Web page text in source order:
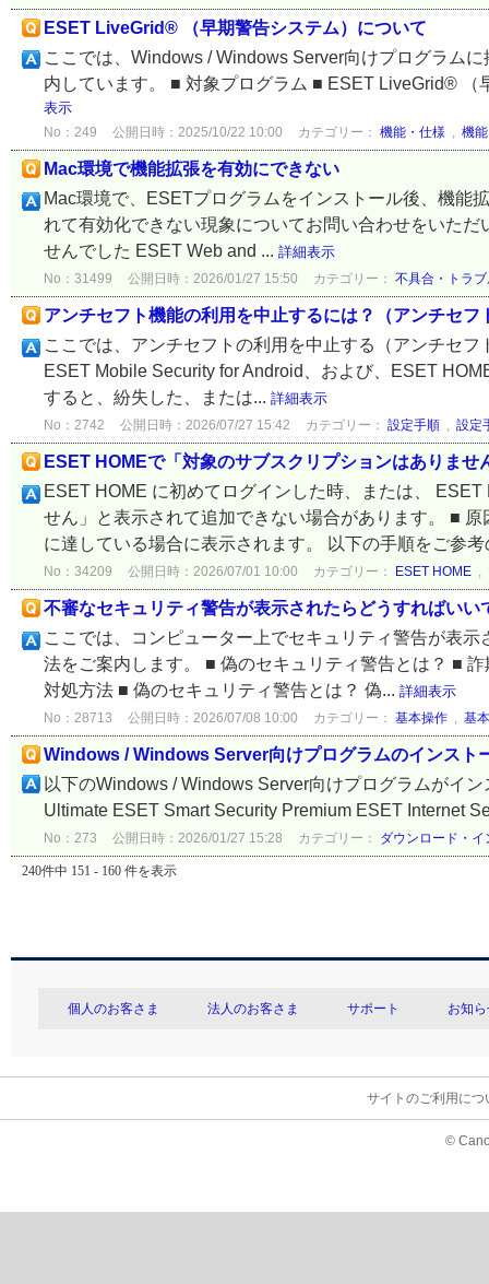
ESET LiveGrid® （早期警告システム）について
ここでは、Windows / Windows Server向けプログラム
内しています。 ■ 対象プログラム ■ ESET LiveGrid®
表示
No：249 公開日時：2025/10/22 10:00 カテゴリー： 機能・仕様 , 機
Mac環境で機能拡張を有効にできない
Mac環境で、ESETプログラムをインストール後、機能
れて有効化できない現象についてお問い合わせをいた
せんでした ESET Web and ... 詳細表示
No：31499 公開日時：2026/01/27 15:50 カテゴリー： 不具合・トラ
アンチセフト機能の利用を中止するには？（アンチセフ
ここでは、アンチセフトの利用を中止する（アンチセ
ESET Mobile Security for Android、および、ESET
すると、紛失した、または... 詳細表示
No：2742 公開日時：2026/07/27 15:42 カテゴリー： 設定手順 , 設定
ESET HOMEで「対象のサブスクリプションはありませ
ESET HOME に初めてログインした時、または、
せん」と表示されて追加できない場合があります。 ■
に達している場合に表示されます。 以下の手順をご参
No：34209 公開日時：2026/07/01 10:00 カテゴリー： ESET HOME ,
不審なセキュリティ警告が表示されたらどうすればいい
ここでは、コンピューター上でセキュリティ警告が表
法をご案内します。 ■ 偽のセキュリティ警告とは？ ■
対処方法 ■ 偽のセキュリティ警告とは？ 偽... 詳細表示
No：28713 公開日時：2026/07/08 10:00 カテゴリー： 基本操作 , 基
Windows / Windows Server向けプログラムのインスト
以下のWindows / Windows Server向けプログラムがイ
Ultimate ESET Smart Security Premium ESET Internet
No：273 公開日時：2026/01/27 15:28 カテゴリー： ダウンロード・イ
240件中 151 - 160 件を表示
個人のお客さま 法人のお客さま サポート お知
サイトのご利用につ
©